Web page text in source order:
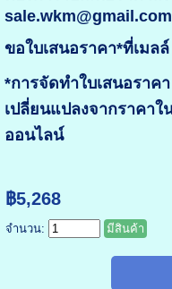
sale.wkm@gmail.com
ขอใบเสนอราคา*ที่เมล
*การจัดทำใบเสนอราค
เปลี่ยนแปลงจากราคาใ
ออนไลน์
฿5,268
จำนวน: มีสินค้า